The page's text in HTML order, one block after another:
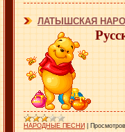
ЛАТЫШСКАЯ
НАРОДНЫЕ ПЕСНИ